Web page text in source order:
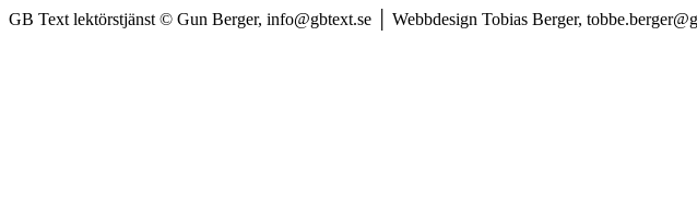
GB Text lektörstjänst © Gun Berger, info@gbtext.se │ Webbdesign Tobias Berger,